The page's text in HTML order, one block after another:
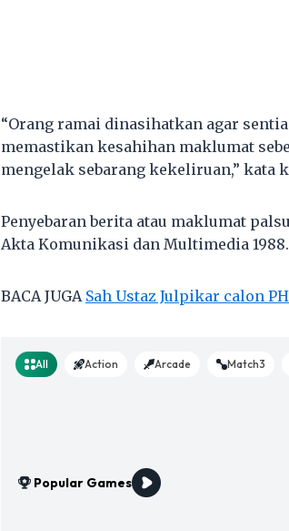
“Orang ramai dinasihatkan agar
memastikan kesahihan maklumat
mengelak sebarang kekeliruan,” kata
Penyebaran berita atau maklumat
Akta Komunikasi dan Multimedia 1988.
BACA JUGA Sah Ustaz Julpikar calon